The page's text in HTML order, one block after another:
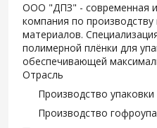
ООО "ДПЗ" - современная и
компания по производству
материалов.
полимерной плёнки для
обеспечивающей
Отрасль
Производство упаковки
Производство